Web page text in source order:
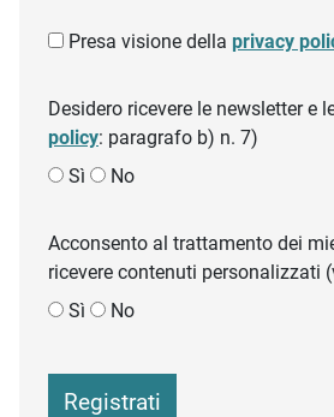
Presa visione della privacy
Desidero ricevere le newsletter e
policy: paragrafo b) n. 7)
Sì
No
Acconsento al trattamento dei
ricevere contenuti personalizzati
Sì
No
Registrati